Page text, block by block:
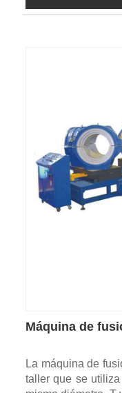
Máquina de
La máquina de
taller que se